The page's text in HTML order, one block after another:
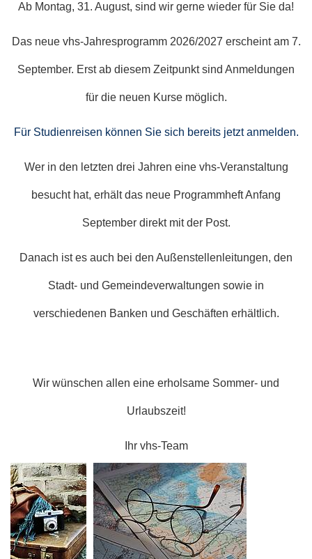
Ab Montag, 31. August, sind wir gerne wieder für Sie da!
Das neue vhs-Jahresprogramm 2026/2027 erscheint am 7.
September. Erst ab diesem Zeitpunkt sind Anmeldungen
für die neuen Kurse möglich.
Für Studienreisen können Sie sich bereits jetzt anmelden.
Wer in den letzten drei Jahren eine vhs-Veranstaltung
besucht hat, erhält das neue Programmheft Anfang
September direkt mit der Post.
Danach ist es auch bei den Außenstellenleitungen, den
Stadt- und Gemeindeverwaltungen sowie in
verschiedenen Banken und Geschäften erhältlich.
Wir wünschen allen eine erholsame Sommer- und
Urlaubszeit!
Ihr vhs-Team